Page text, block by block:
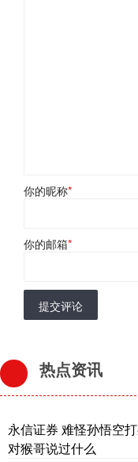
你的昵称*
你的邮箱*
提交评论
热点资讯
永信证券 难怪孙悟空
对猴哥说过什么